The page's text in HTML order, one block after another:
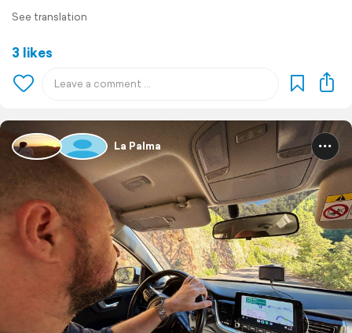
See translation
3 likes
La Palma